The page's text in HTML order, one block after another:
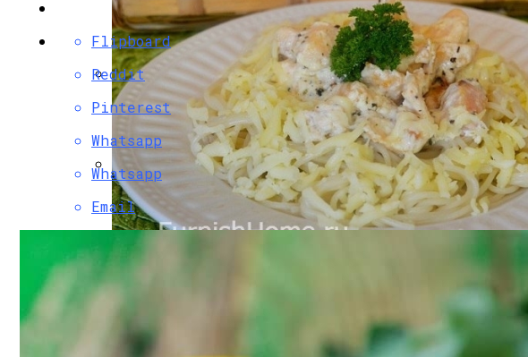
Разбираемся, Какие Виды Проклятий Соседи Могут
Маникюр С Разноцветными Стрелочками
Паста С Семгой В Сливочном Соусе
Flipboard
Reddit
Pinterest
Whatsapp
Whatsapp
Email